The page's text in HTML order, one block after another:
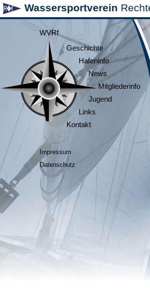
Wassersportverein
WVRf
Geschichte
Hafeninfo
News
Mitgliederinfo
Jugend
Links
Kontakt
Impressum
Datenschutz